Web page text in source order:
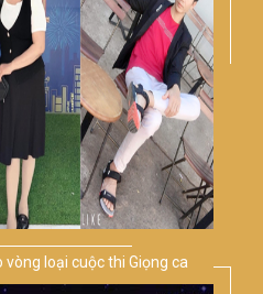
vòng loại cuộc thi Giọng ca